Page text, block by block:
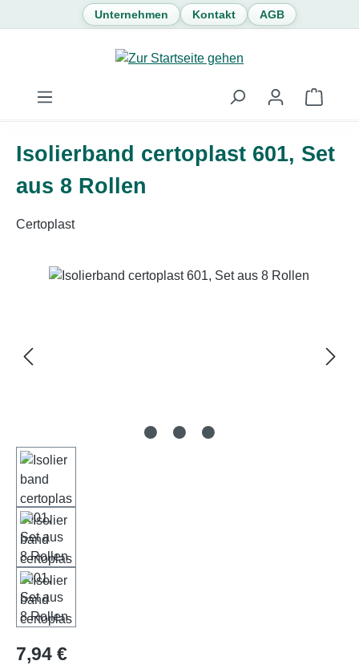
Zum Hauptinhalt springen
Unternehmen Kontakt AGB
Isolierband certoplast 601, Set
aus 8 Rollen
Certoplast
Bildergalerie überspringen
Regulärer Preis:
7,94 €